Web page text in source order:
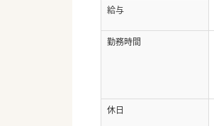
給与
勤務時間
休日